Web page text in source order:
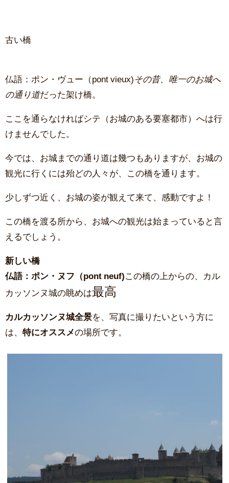
古い橋
仏語：ポン・ヴュー（pont vieux)その昔、唯一のお城へ
の通り道だった架け橋。
ここを通らなければシテ（お城のある要塞都市）へは行
けませんでした。
今では、お城までの通り道は幾つもありますが、お城の
観光に行くには殆どの人々が、この橋を通ります。
少しずつ近く、お城の姿が観えて来て、感動ですよ！
この橋を渡る所から、お城への観光は始まっていると言
えるでしょう。
新しい橋
仏語：ポン・ヌフ（pont neuf)この橋の上からの、カル
カッソンヌ城の眺めは最高
カルカッソンヌ城全景を、写真に撮りたいという方に
は、 特にオススメの場所です。